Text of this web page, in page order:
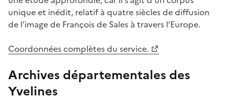
unique et inédit, relatif à quatre siècles de diffusion
de l’image de François de Sales à travers l’Europe.
Coordonnées complètes du service.
Archives départementales des
Yvelines